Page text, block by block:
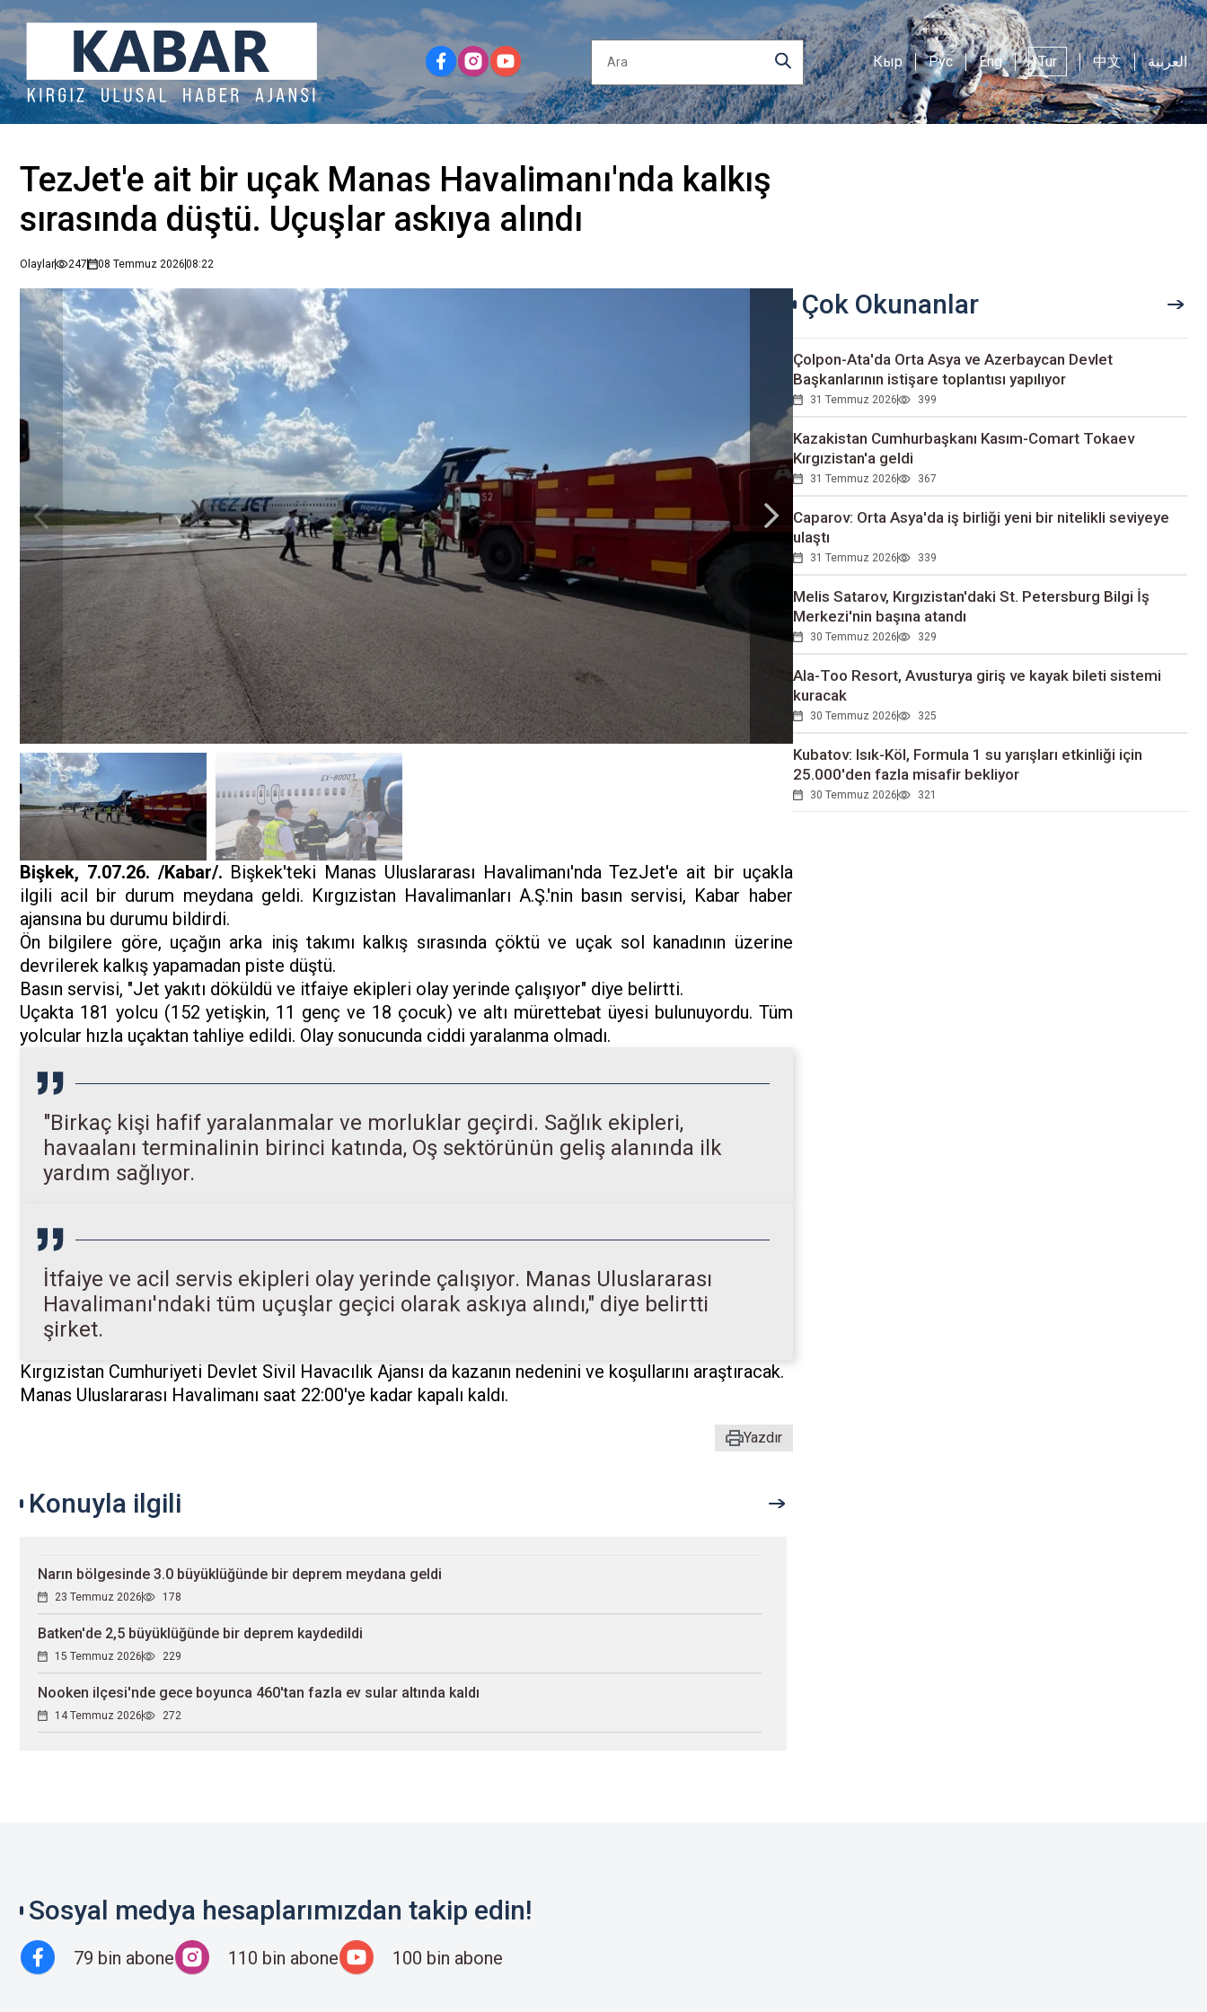
Кыр Рус Eng Tur 中文 العربية
TezJet'e ait bir uçak Manas Havalimanı'nda kalkış
sırasında düştü. Uçuşlar askıya alındı
Olaylar 247 08 Temmuz 202608:22
Bişkek, 7.07.26. /Kabar/. Bişkek'teki Manas Uluslararası Havalimanı'nda TezJet'e ait bir uçakla
ilgili acil bir durum meydana geldi. Kırgızistan Havalimanları A.Ş.'nin basın servisi, Kabar haber
ajansına bu durumu bildirdi.
Ön bilgilere göre, uçağın arka iniş takımı kalkış sırasında çöktü ve uçak sol kanadının üzerine
devrilerek kalkış yapamadan piste düştü.
Basın servisi, "Jet yakıtı döküldü ve itfaiye ekipleri olay yerinde çalışıyor" diye belirtti.
Uçakta 181 yolcu (152 yetişkin, 11 genç ve 18 çocuk) ve altı mürettebat üyesi bulunuyordu. Tüm
yolcular hızla uçaktan tahliye edildi. Olay sonucunda ciddi yaralanma olmadı.
"Birkaç kişi hafif yaralanmalar ve morluklar geçirdi. Sağlık ekipleri,
havaalanı terminalinin birinci katında, Oş sektörünün geliş alanında ilk
yardım sağlıyor.
İtfaiye ve acil servis ekipleri olay yerinde çalışıyor. Manas Uluslararası
Havalimanı'ndaki tüm uçuşlar geçici olarak askıya alındı," diye belirtti
şirket.
Kırgızistan Cumhuriyeti Devlet Sivil Havacılık Ajansı da kazanın nedenini ve koşullarını araştıracak.
Manas Uluslararası Havalimanı saat 22:00'ye kadar kapalı kaldı.
Yazdır
Çok Okunanlar
Çolpon-Ata'da Orta Asya ve Azerbaycan Devlet
Başkanlarının istişare toplantısı yapılıyor
31 Temmuz 2026 399
Kazakistan Cumhurbaşkanı Kasım-Comart Tokaev
Kırgızistan'a geldi
31 Temmuz 2026 367
Caparov: Orta Asya'da iş birliği yeni bir nitelikli seviyeye
ulaştı
31 Temmuz 2026 339
Melis Satarov, Kırgızistan'daki St. Petersburg Bilgi İş
Merkezi'nin başına atandı
30 Temmuz 2026 329
Ala-Too Resort, Avusturya giriş ve kayak bileti sistemi
kuracak
30 Temmuz 2026 325
Kubatov: Isık-Köl, Formula 1 su yarışları etkinliği için
25.000'den fazla misafir bekliyor
30 Temmuz 2026 321
Konuyla ilgili
Narın bölgesinde 3.0 büyüklüğünde bir deprem meydana geldi
23 Temmuz 2026 178
Batken'de 2,5 büyüklüğünde bir deprem kaydedildi
15 Temmuz 2026 229
Nooken ilçesi'nde gece boyunca 460'tan fazla ev sular altında kaldı
14 Temmuz 2026 272
Sosyal medya hesaplarımızdan takip edin!
79 bin abone 110 bin abone 100 bin abone